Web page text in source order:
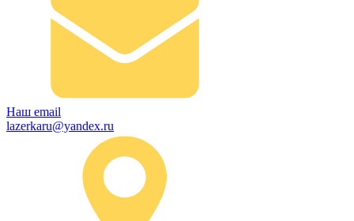
Наш email
lazerkaru@yandex.ru